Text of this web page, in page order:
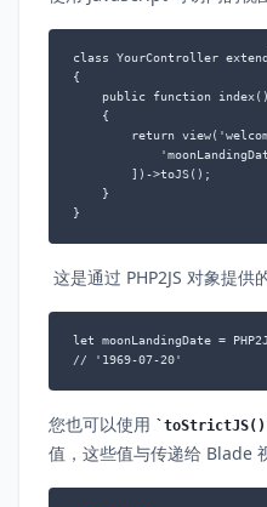
class YourController
{
    public function index()
    {
return
        ])->toJS();
    }
}
这是通过 PHP2JS 对象提供
let moonLandingDate =
// '1969-07-20'
您也可以使用 toStrictJS()
值，这些值与传递给 Blade